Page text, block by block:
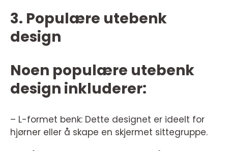
3. Populære utebenk
design
Noen populære utebenk
design inkluderer:
– L-formet benk: Dette designet er ideelt for
hjørner eller å skape en skjermet sittegruppe.